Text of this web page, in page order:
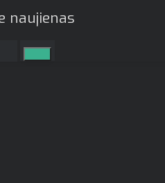
naujienas